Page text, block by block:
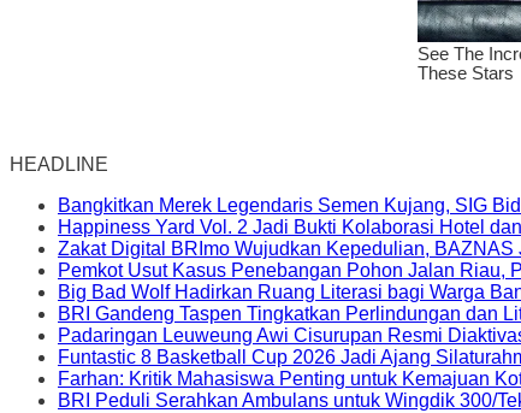
HEADLINE
Bangkitkan Merek Legendaris Semen Kujang, SIG
Happiness Yard Vol. 2 Jadi Bukti Kolaborasi Hotel
Zakat Digital BRImo Wujudkan Kepedulian,
Pemkot Usut Kasus Penebangan Pohon Jalan Riau,
Big Bad Wolf Hadirkan Ruang Literasi bagi Warga
BRI Gandeng Taspen Tingkatkan Perlindungan dan
Padaringan Leuweung Awi Cisurupan Resmi
Funtastic 8 Basketball Cup 2026 Jadi Ajang
Farhan: Kritik Mahasiswa Penting untuk Kemajuan
BRI Peduli Serahkan Ambulans untuk Wingdik 300/